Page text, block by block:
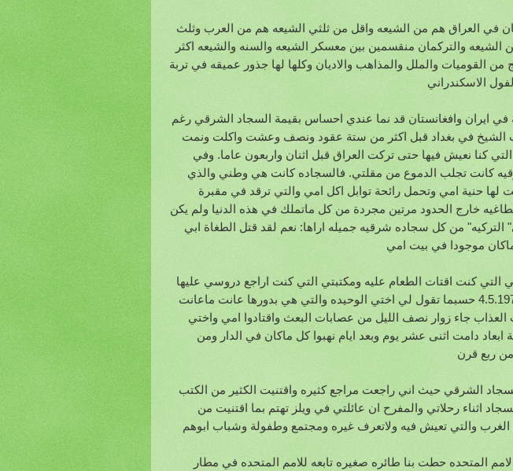
في العراق هم من الشيعه واقل من ثلثي الشيعه هم من العرب وثلث
الشيعه والتركمان منقسمين بين معسكر الشيعه والسنه والشيعه اكثر
القوميات والملل والمذاهب والاديان وكلها لها جذور عميقه في تربة
الاسكندراني
ايران وافغانستان قد نما عندي احساس بقيمة السجاد الشرقي رغم
الشيخ في بغداد قبل اكثر من ستة عقود ونصف وعشت واكلت ونمت
كنا نعيش فيها حتى تركت العراق قبل اثنان واربعون عاما. وفي
كانت تجلب الدموع من مقلتي. فالسجاده كانت هي وطني والذي
لها حنية امي وتحمل رائحة توابل اكل امي والتي ترقد في مقبرة
1989 بعد ان القاها الطاغيه خارج الحدود مرتين مجردة من كل ماتملك في هذه الدنيا ولم يكن
التركيه" من كل سجاده شرقيه جميله اراها: نعم لقد قتل الطغاة ابي
موجودا في بيت امي
كنت اقتات الطعام عليه ومكتبتي التي كنت اراجع دروسي عليها
بعد ان انهي عملي في دكان ابي. وفي يوم 4.5.1974 حسبما تقول لي اختي الوحيده والتي هي بدورها عانت ماعانت
جاء زوار نصف الليل من عصابات البعث واقتادوا امي واختي
دامت اثنى عشر يوم وبعد ايام نهبوا كل ماكان في الدار ومن
من ربع قرن
الشرقي حيث اني راجعت مراجع كثيره واقتنيت الكثير من الكتب
اثناء رحلاتي والمفرح ان عائلتي في ويلز تهتم بما اقتنيت من
والتي تعيش فيه ولاتعرف غيره ومجتمع وطفولة وشباب ابوهم
انا وموظفين من الامم المتحده حطت بنا طائره صغيره تابعه للامم المتحده في مطار